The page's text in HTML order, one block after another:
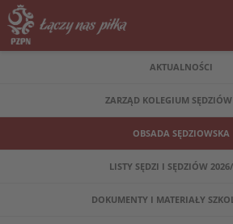
AKTUALNOŚCI
ZARZĄD KOLEGIUM
OBSADA SĘDZIOWSKA
LISTY SĘDZI I SĘDZIÓW
DOKUMENTY I MATERIAŁY